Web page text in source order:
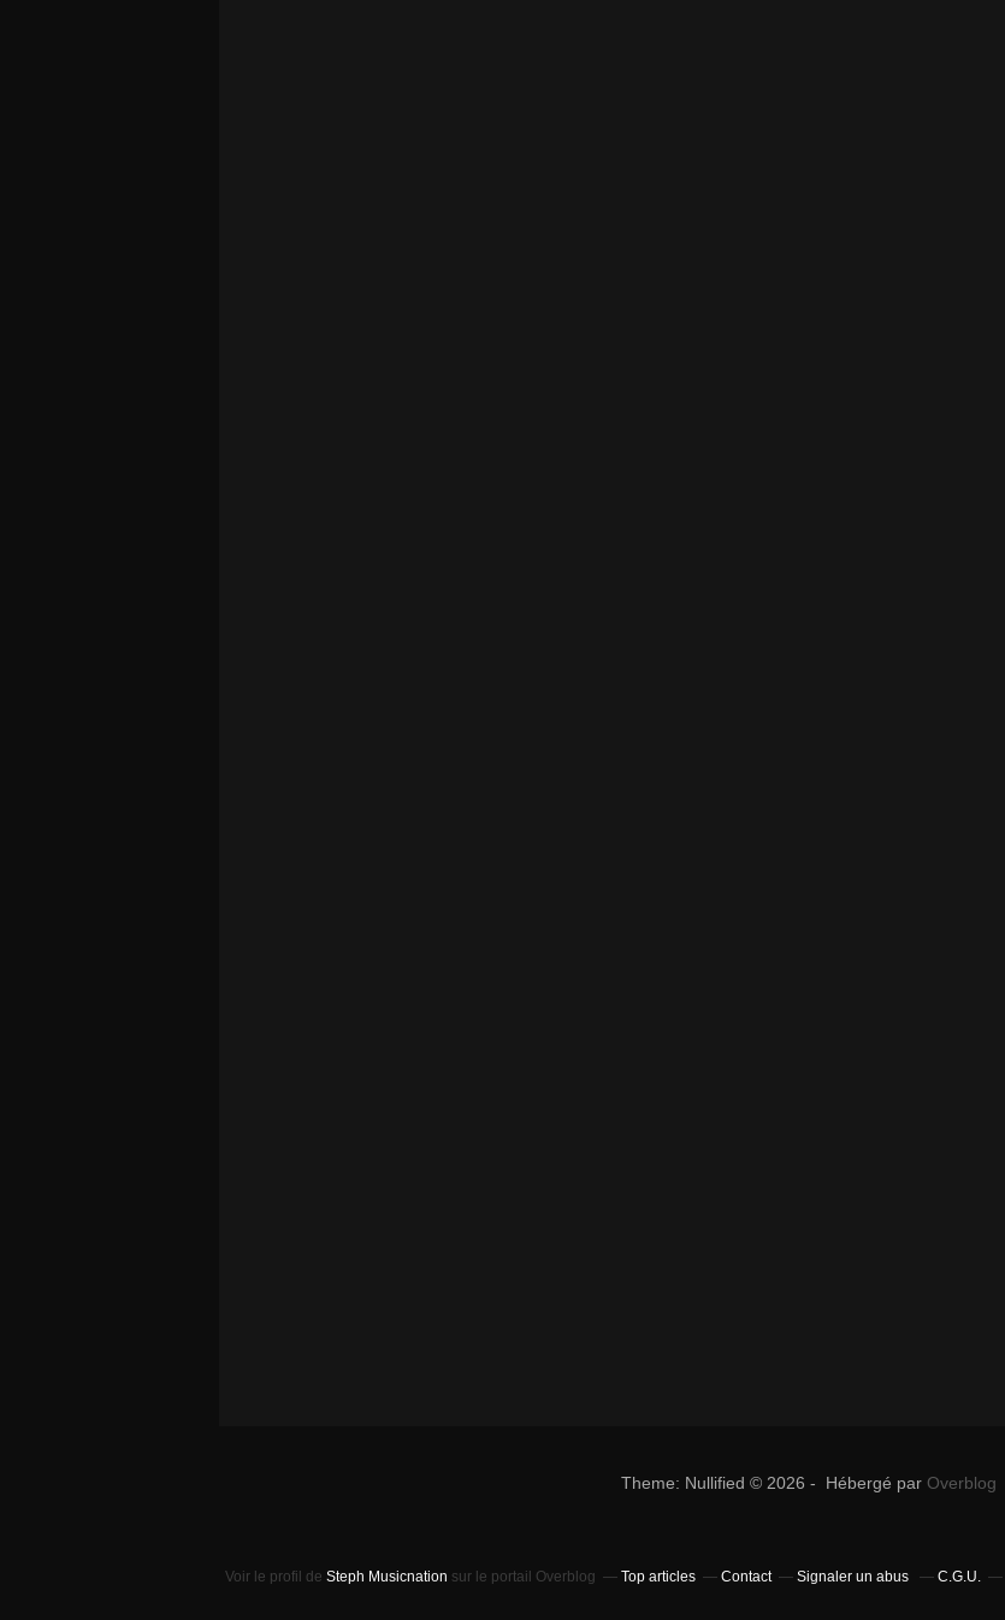
Theme: Nullified © 2026 - Hébergé par Overblog
Voir le profil de Steph Musicnation sur le portail Overblog Top articles Contact Signaler un abus C.G.U.